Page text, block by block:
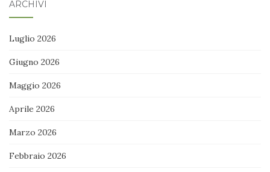
ARCHIVI
Luglio 2026
Giugno 2026
Maggio 2026
Aprile 2026
Marzo 2026
Febbraio 2026